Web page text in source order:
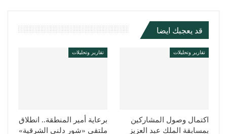
قد يعجبك ايضا
تقارير وتحليلات
اكتمال وصول المشاركين
بمسابقة الملك عبد العزيز
تقارير وتحليلات
برعاية أمير المنطقة.. انطلاق
ملتقى «شور دلني الشرقية»